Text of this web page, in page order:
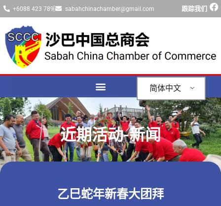
+6088 423 789 sabahchinachamber@gmail.com 跟踪我们
简体中文
近期活动-新闻
乙巳蛇年新春大团拜